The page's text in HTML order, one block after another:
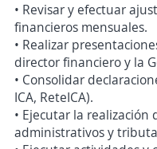
• Revisar y efectuar
financieros mensuales.
• Realizar
director financiero y la
• Consolidar
ICA, ReteICA).
• Ejecutar la
administrativos y